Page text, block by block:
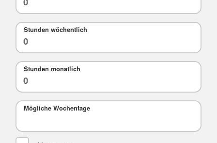
Stunden wöchentlich
Stunden monatlich
Mögliche Wochentage